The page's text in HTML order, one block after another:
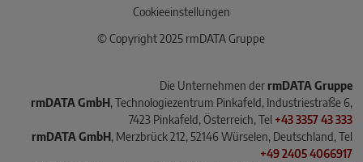
Cookieeinstellungen
© Copyright 2025 rmDATA Gruppe
Die Unternehmen der rmDATA Gruppe
rmDATA GmbH, Technologiezentrum Pinkafeld, Industriestraße 6,
7423 Pinkafeld, Österreich, Tel +43 3357 43 333
rmDATA GmbH, Merzbrück 212, 52146 Würselen, Deutschland, Tel
+49 2405 4066917